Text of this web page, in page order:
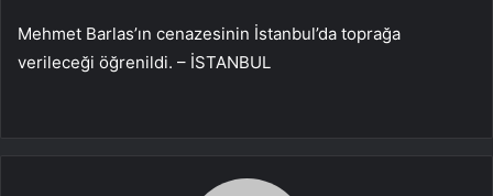
Mehmet Barlas’ın cenazesinin İstanbul’da toprağa
verileceği öğrenildi. – İSTANBUL